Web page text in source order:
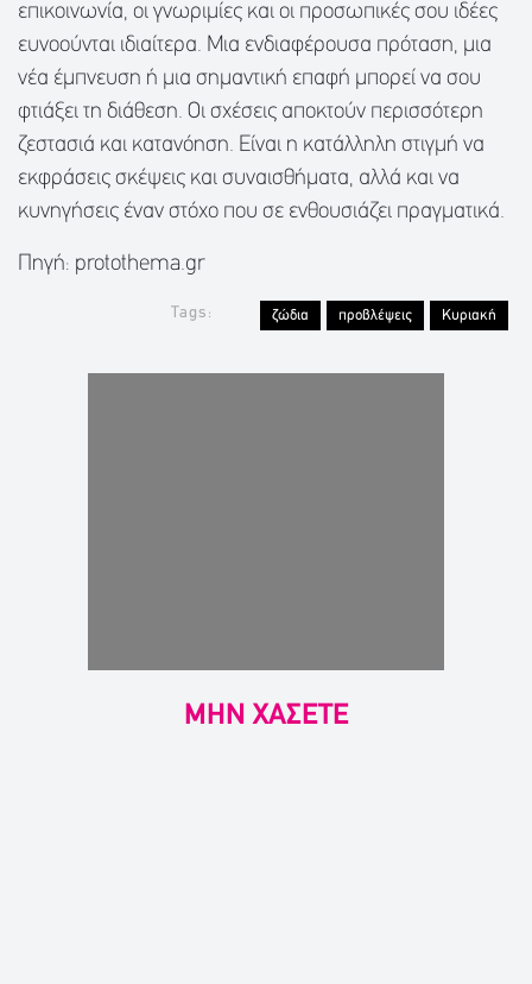
επικοινωνία, οι γνωριμίες και οι προσωπικές σου ιδέες
ευνοούνται ιδιαίτερα. Μια ενδιαφέρουσα πρόταση, μια
νέα έμπνευση ή μια σημαντική επαφή μπορεί να σου
φτιάξει τη διάθεση. Οι σχέσεις αποκτούν περισσότερη
ζεστασιά και κατανόηση. Είναι η κατάλληλη στιγμή να
εκφράσεις σκέψεις και συναισθήματα, αλλά και να
κυνηγήσεις έναν στόχο που σε ενθουσιάζει πραγματικά.
Πηγή: protothema.gr
Tags: ζώδια προβλέψεις Κυριακή
ΜΗΝ ΧΑΣΕΤΕ